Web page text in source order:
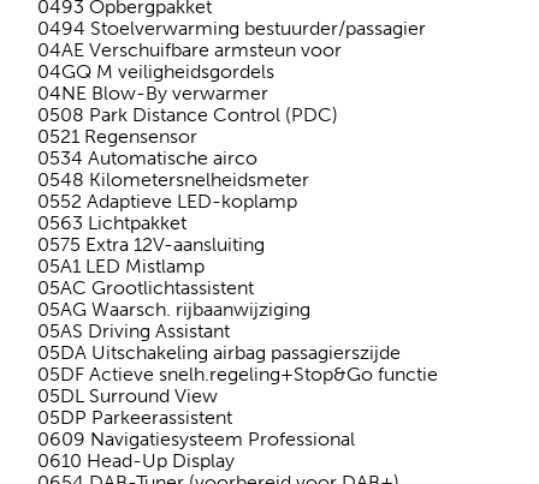
0493 Opbergpakket
0494 Stoelverwarming bestuurder/passagier
04AE Verschuifbare armsteun voor
04GQ M veiligheidsgordels
04NE Blow-By verwarmer
0508 Park Distance Control (PDC)
0521 Regensensor
0534 Automatische airco
0548 Kilometersnelheidsmeter
0552 Adaptieve LED-koplamp
0563 Lichtpakket
0575 Extra 12V-aansluiting
05A1 LED Mistlamp
05AC Grootlichtassistent
05AG Waarsch. rijbaanwijziging
05AS Driving Assistant
05DA Uitschakeling airbag passagierszijde
05DF Actieve snelh.regeling+Stop&Go functie
05DL Surround View
05DP Parkeerassistent
0609 Navigatiesysteem Professional
0610 Head-Up Display